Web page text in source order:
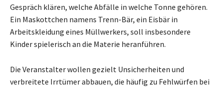
Gespräch klären, welche Abfälle in welche Tonne gehören.
Ein Maskottchen namens Trenn-Bär, ein Eisbär in
Arbeitskleidung eines Müllwerkers, soll insbesondere
Kinder spielerisch an die Materie heranführen.
Die Veranstalter wollen gezielt Unsicherheiten und
verbreitete Irrtümer abbauen, die häufig zu Fehlwürfen bei